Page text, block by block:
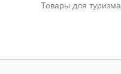
Товары для туризма